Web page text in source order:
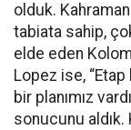
olduk.
tabiata sahip,
elde eden
Lopez ise,
bir planımız
sonucunu